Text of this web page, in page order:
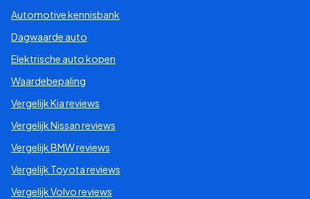
Automotive kennisbank
Dagwaarde auto
Elektrische auto kopen
Waardebepaling
Vergelijk Kia reviews
Vergelijk Nissan reviews
Vergelijk BMW reviews
Vergelijk Toyota reviews
Vergelijk Volvo reviews